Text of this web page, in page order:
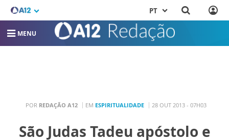
PT
MENU
POR REDAÇÃO A12 EM ESPIRITUALIDADE 28 OUT 2013 - 07H03
São Judas Tadeu apóstolo e